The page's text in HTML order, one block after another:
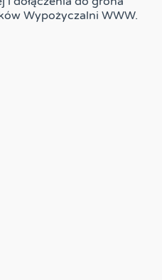
Wypożyczalni WWW.